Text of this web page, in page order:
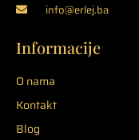
info@erlej.ba
Informacije
O nama
Kontakt
Blog